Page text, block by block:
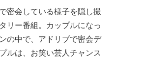
密会している様子を隠し撮
リー番組。カップルになっ
の中で、アドリブで密会デ
ルは、お笑い芸人チャンス